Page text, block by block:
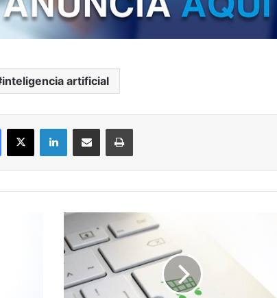
inteligencia artificial
Facebook
X LinkedInCompartir por correo electrónicoImprimir
Comercio
electrónico:
la
feria
“E-
Markets